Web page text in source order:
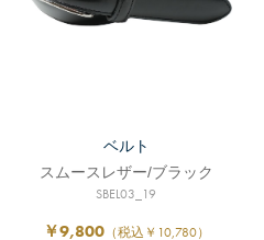
ベルト
スムースレザー/ブラック
SBEL03_19
￥9,800（税込￥10,780）